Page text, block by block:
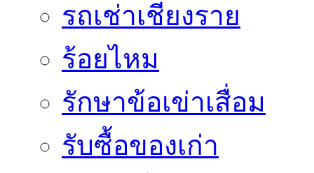
รถเช่าเชียงราย
ร้อยไหม
รักษาข้อเข่าเสื่อม
รับซื้อของเก่า